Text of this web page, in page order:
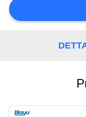
CITAZIONE
PRIVACY